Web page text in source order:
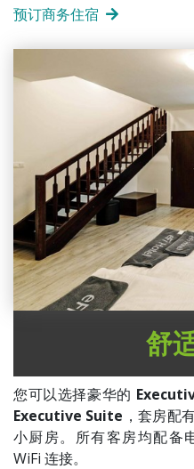
预订商务住宿
舒
您可以选择豪华的
Executive Suite ，套房配
小厨房。所有客房均配备
WiFi 连接。